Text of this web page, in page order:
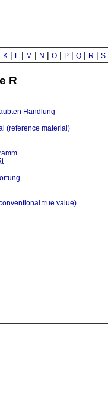
K | L | M | N | O| P| Q| R | S
R
Handlung
(reference material)
true value)